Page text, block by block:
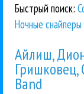
Быстрый поиск:
Ночные снайперы
Айлиш,
Гришковец,
Band